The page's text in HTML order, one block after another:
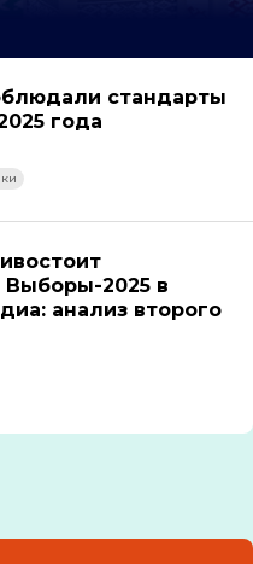
стандарты
года
2025 в
анализ второго